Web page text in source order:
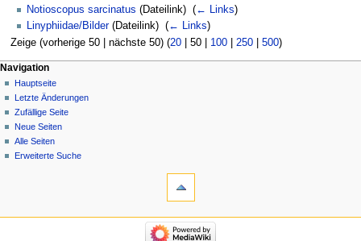
Notioscopus sarcinatus (Dateilink) ‎ (← Links)
Linyphiidae/Bilder(Dateilink) ‎ (← Links)
Zeige (vorherige 50| nächste 50) (20| 50| 100| 250| 500)
Navigation
Hauptseite
Letzte Änderungen
Zufällige Seite
Neue Seiten
Alle Seiten
Erweiterte Suche